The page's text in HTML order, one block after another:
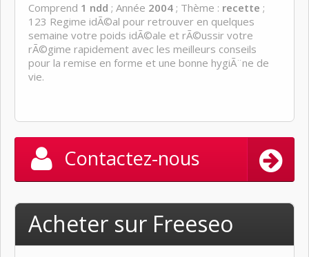
Comprend 1 ndd ; Année 2004 ; Thème : recette ;
123 Regime idÃ©al pour retrouver en quelques
semaine votre poids idÃ©ale et rÃ©ussir votre
rÃ©gime rapidement avec les meilleurs conseils
pour la remise en forme et une bonne hygiÃ¨ne de
vie.
Contactez-nous
Acheter sur Freeseo